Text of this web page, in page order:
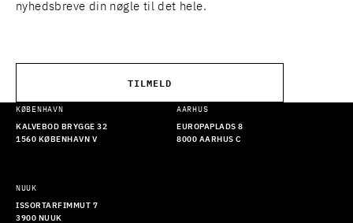
nyhedsbreve din nøgle til det hele.
TILMELD
KØBENHAVN
KALVEBOD BRYGGE 32
1560 KØBENHAVN V
AARHUS
EUROPAPLADS 8
8000 AARHUS C
NUUK
ISSORTARFIMMUT 7
3900 NUUK